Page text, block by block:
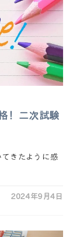
！二次試験
きたように感
2024年9月4日